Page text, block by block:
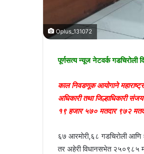
Oplus_131072
पूर्णसत्य न्यूज नेटवर्क गडचिरोली
काल निवडणूक आयोगाने
अधिकारी तथा जिल्हाधिकारी
१९ हजार ५७० मतदार ९७२
६७ आरमोरी,६८ गडचिरोली
तर अहेरी विधानसभेत २५०९८५